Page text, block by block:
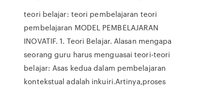
teori belajar: teori pembelajaran teori
pembelajaran MODEL PEMBELAJARAN
INOVATIF. 1. Teori Belajar. Alasan mengapa
seorang guru harus menguasai teori-teori
belajar: Asas kedua dalam pembelajaran
kontekstual adalah inkuiri.Artinya,proses